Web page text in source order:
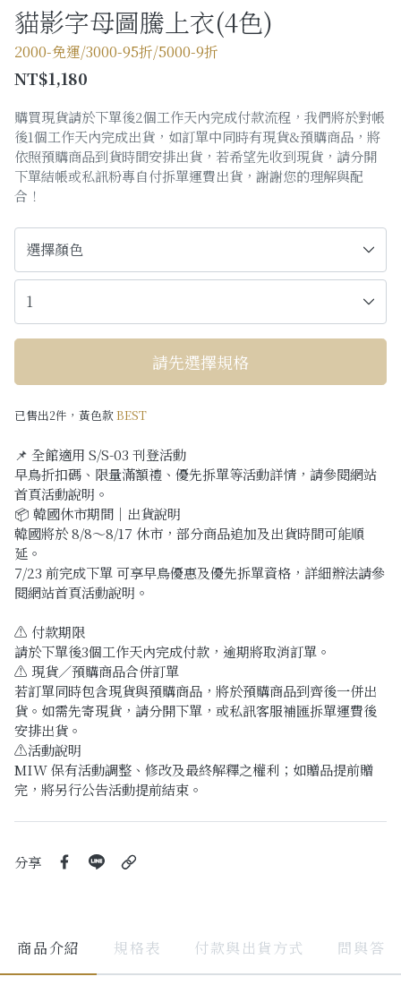
購物須知
Facebook社團
Instagram
貓影字母圖騰上衣(4色)
2000-免運/3000-95折/5000-9折
NT$1,180
購買現貨請於下單後2個工作天內完成付款流程，我們將於對帳
後1個工作天內完成出貨，如訂單中同時有現貨&預購商品，將
依照預購商品到貨時間安排出貨，若希望先收到現貨，請分開
下單結帳或私訊粉專自付拆單運費出貨，謝謝您的理解與配
合！
請先選擇規格
已售出2件，黃色款BEST
📌 全館適用 S/S-03 刊登活動
早鳥折扣碼、限量滿額禮、優先拆單等活動詳情，請參閱網站
首頁活動說明。
📦 韓國休市期間｜出貨說明
韓國將於 8/8～8/17 休市，部分商品追加及出貨時間可能順
延。
7/23 前完成下單 可享早鳥優惠及優先拆單資格，詳細辦法請參
閱網站首頁活動說明。
⚠️ 付款期限
請於下單後3個工作天內完成付款，逾期將取消訂單。
⚠️ 現貨／預購商品合併訂單
若訂單同時包含現貨與預購商品，將於預購商品到齊後一併出
貨。如需先寄現貨，請分開下單，或私訊客服補匯拆單運費後
安排出貨。
⚠️活動說明
MIW 保有活動調整、修改及最終解釋之權利；如贈品提前贈
完，將另行公告活動提前結束。
分享
商品介紹 規格表 付款與出貨方式 問與答